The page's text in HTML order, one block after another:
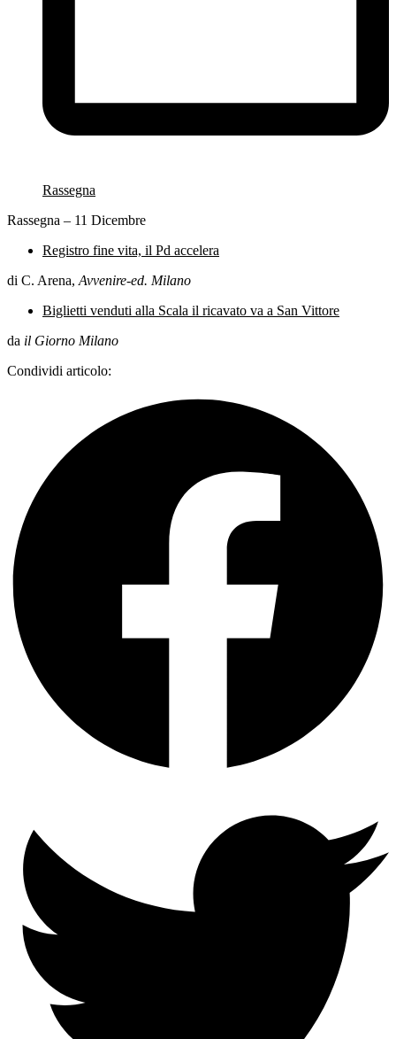
Rassegna
Rassegna – 11 Dicembre
Registro fine vita, il Pd accelera
di C. Arena, Avvenire-ed. Milano
Biglietti venduti alla Scala il ricavato va a San Vittore
da il Giorno Milano
Condividi articolo: